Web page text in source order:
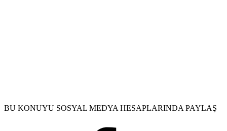
BU KONUYU SOSYAL MEDYA HESAPLARINDA PAYLAŞ